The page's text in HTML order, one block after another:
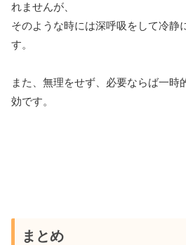
れませんが、
そのような時には深呼吸をして冷静
す。
また、無理をせず、必要ならば一時
効です。
まとめ